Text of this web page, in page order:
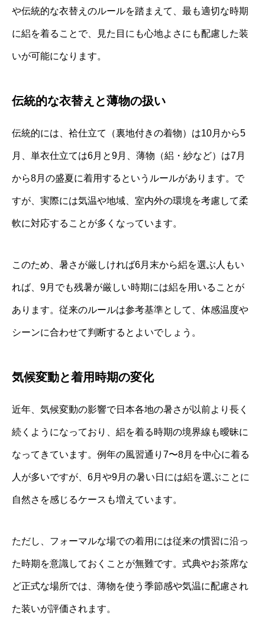
や伝統的な衣替えのルールを踏まえて、最も適切な時期
に絽を着ることで、見た目にも心地よさにも配慮した装
いが可能になります。
伝統的な衣替えと薄物の扱い
伝統的には、袷仕立て（裏地付きの着物）は10月から5
月、単衣仕立ては6月と9月、薄物（絽・紗など）は7月
から8月の盛夏に着用するというルールがあります。で
すが、実際には気温や地域、室内外の環境を考慮して柔
軟に対応することが多くなっています。
このため、暑さが厳しければ6月末から絽を選ぶ人もい
れば、9月でも残暑が厳しい時期には絽を用いることが
あります。従来のルールは参考基準として、体感温度や
シーンに合わせて判断するとよいでしょう。
気候変動と着用時期の変化
近年、気候変動の影響で日本各地の暑さが以前より長く
続くようになっており、絽を着る時期の境界線も曖昧に
なってきています。例年の風習通り7〜8月を中心に着る
人が多いですが、6月や9月の暑い日には絽を選ぶことに
自然さを感じるケースも増えています。
ただし、フォーマルな場での着用には従来の慣習に沿っ
た時期を意識しておくことが無難です。式典やお茶席な
ど正式な場所では、薄物を使う季節感や気温に配慮され
た装いが評価されます。